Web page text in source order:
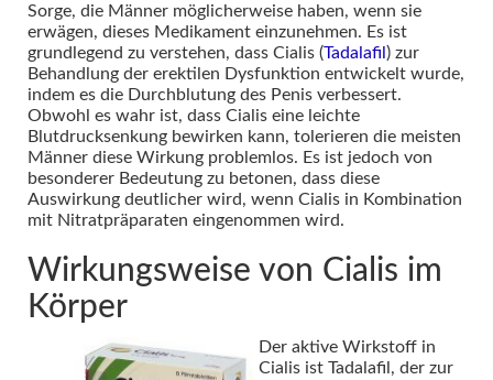
Sorge, die Männer möglicherweise haben, wenn sie
erwägen, dieses Medikament einzunehmen. Es ist
grundlegend zu verstehen, dass Cialis (Tadalafil ) zur
Behandlung der erektilen Dysfunktion entwickelt wurde,
indem es die Durchblutung des Penis verbessert.
Obwohl es wahr ist, dass Cialis eine leichte
Blutdrucksenkung bewirken kann, tolerieren die meisten
Männer diese Wirkung problemlos. Es ist jedoch von
besonderer Bedeutung zu betonen, dass diese
Auswirkung deutlicher wird, wenn Cialis in Kombination
mit Nitratpräparaten eingenommen wird.
Wirkungsweise von Cialis im
Körper
Der aktive Wirkstoff in
Cialis ist Tadalafil, der zur